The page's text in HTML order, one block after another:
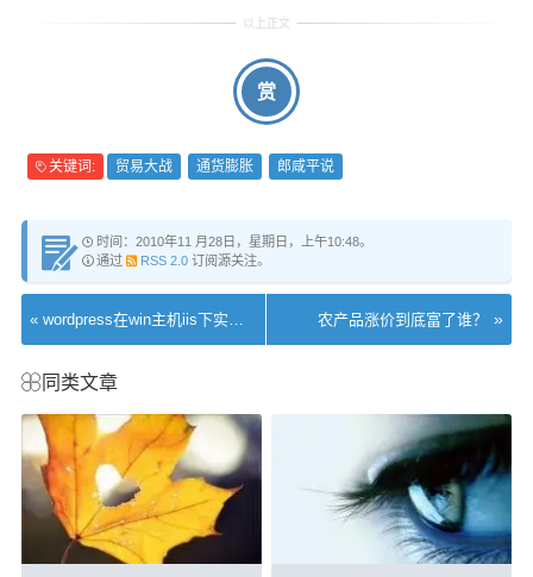
赏
关键词: 贸易大战 通货膨胀 郎咸平说
时间：2010年11 月28日，星期日，上午10:48。
通过
RSS 2.0订阅源关注。
« wordpress在win主机iis下实现伪静态的方法 农产品涨价到底富了谁？ »
同类文章